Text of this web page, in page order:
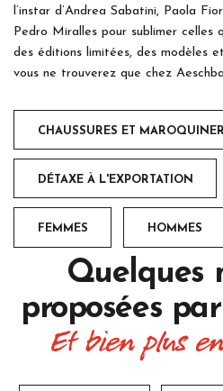
l’instar d’Andrea Sabatini, Paola
Pedro Miralles pour sublimer celles
des éditions limitées, des modèles
vous ne trouverez que chez
CHAUSSURES ET
DÉTAXE À L'EXPORTATION
FEMMES HOMMES
Quelques
proposées par
Et bien plus